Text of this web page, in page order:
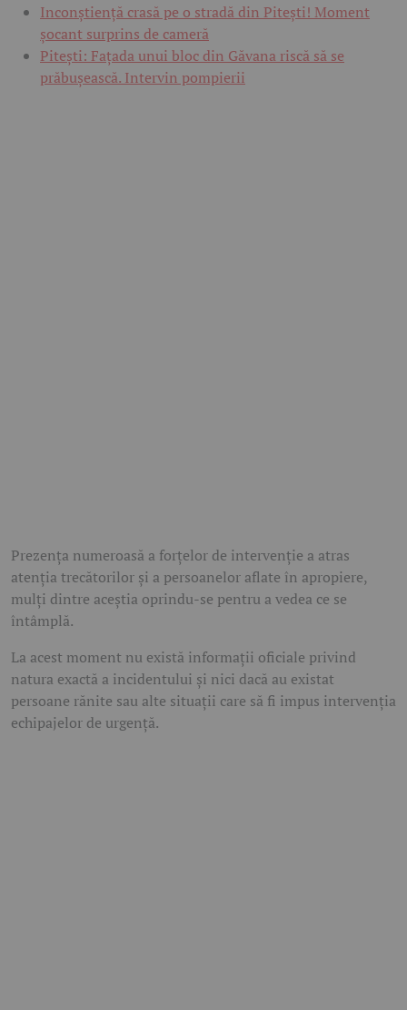
Inconștiență crasă pe o stradă din Pitești! Moment
șocant surprins de cameră
Pitești: Fațada unui bloc din Găvana riscă să se
prăbușească. Intervin pompierii
Prezența numeroasă a forțelor de intervenție a atras
atenția trecătorilor și a persoanelor aflate în apropiere,
mulți dintre aceștia oprindu-se pentru a vedea ce se
întâmplă.
La acest moment nu există informații oficiale privind
natura exactă a incidentului și nici dacă au existat
persoane rănite sau alte situații care să fi impus intervenția
echipajelor de urgență.